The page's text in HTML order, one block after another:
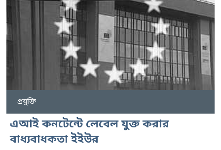
প্রযুক্তি
এআই কনটেন্টে লেবেল যুক্ত করার
বাধ্যবাধকতা ইইউর